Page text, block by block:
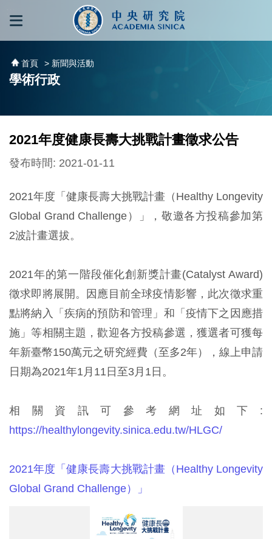
跳到主要內容區塊
首頁 > 新聞與活動
學術行政
2021年度健康長壽大挑戰計畫徵求公告
發布時間: 2021-01-11
2021年度「健康長壽大挑戰計畫（Healthy Longevity
Global Grand Challenge）」，敬邀各方投稿參加第
2波計畫選拔。
2021年的第一階段催化創新獎計畫(Catalyst Award)
徵求即將展開。因應目前全球疫情影響，此次徵求重
點將納入「疾病的預防和管理」和「疫情下之因應措
施」等相關主題，歡迎各方投稿參選，獲選者可獲每
年新臺幣150萬元之研究經費（至多2年），線上申請
日期為2021年1月11日至3月1日。
相關資訊可參考網址如下:
https://healthylongevity.sinica.edu.tw/HLGC/
2021年度「健康長壽大挑戰計畫（Healthy Longevity
Global Grand Challenge）」